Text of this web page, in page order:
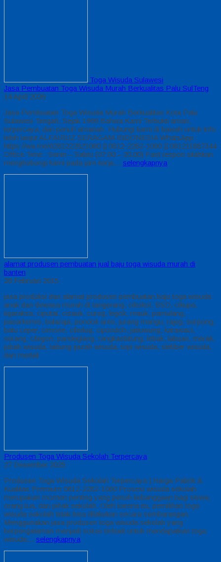
Toga Wisuda Sulawesi
Jasa Pembuatan Toga Wisuda Murah Berkualitas Palu SulTeng
14 April 2026
Jasa Pembuatan Toga Wisuda Murah Berkualitas Kota Palu
Sulawesi Tengah, Sejak 1999 Bahwa Kami Terbukti aman,
terpercaya, dan penuh amanah. Hubungi kami di bawah untuk info
lebih lanjut ALFAIRUZ SERAGAM INDONESIA WhatsApp :
https://wa.me/6281222821060 || 0812-2282-1060 || 081211887344
Office Time : Senin – Sabtu (07.00 – 20.00) Fast respon silahkan
menghubungi kami pada jam kerja… selengkapnya
alamat produsen pembuatan jual baju toga wisuda murah di
banten
26 Februari 2015
jasa produksi dan alamat produsen pembuatan baju toga wisuda
anak dan dewasa murah di tangerang, cikokol, BSD, cikupa,
tigaraksa, ciputat, cisauk, curug, legok, mauk, pamulang,
pasarkemis, balaraja, pondok aren, jurang mangu, rajeg, serpong,
batu ceper, cimone, ciledug, cipondoh, jatiuwung, karawaci,
serang, cilegon, pandeglang, rangkasbitung, lebak, labuan, merak,
jubah wisuda, tabung ijazah wisuda, topi wisuda, slebber wisuda,
dan medali
Produsen Toga Wisuda Sekolah Terpercaya
27 Desember 2025
Produsen Toga Wisuda Sekolah Terpercaya | Harga Pabrik &
Kualitas Premium 0812-2282-1060 Prosesi wisuda sekolah
merupakan momen penting yang penuh kebanggaan bagi siswa,
orang tua, dan pihak sekolah. Oleh karena itu, pemilihan toga
wisuda sekolah tidak bisa dilakukan secara sembarangan.
Menggunakan jasa produsen toga wisuda sekolah yang
berpengalaman menjadi solusi terbaik untuk mendapatkan toga
wisuda… selengkapnya